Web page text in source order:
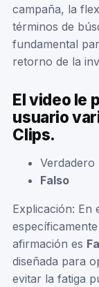
campaña, la
términos de
fundamental
retorno de la
El video le
usuario
Clips.
Verdadero
Falso
Explicación: En
afirmación es
diseñada para
evitar la fatiga